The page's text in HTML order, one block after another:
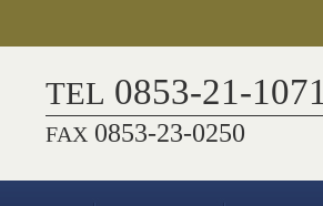
TEL 0853-21-1071
FAX 0853-23-0250